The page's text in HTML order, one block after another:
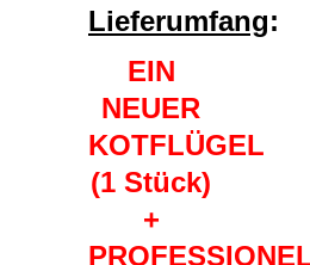
Lieferumfang:
EIN
NEUER
KOTFLÜGEL
(1 Stück)
+